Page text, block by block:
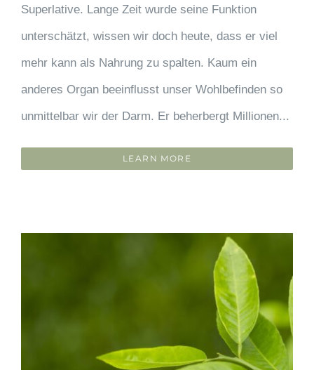
Superlative. Lange Zeit wurde seine Funktion
unterschätzt, wissen wir doch heute, dass er viel
mehr kann als Nahrung zu spalten. Kaum ein
anderes Organ beeinflusst unser Wohlbefinden so
unmittelbar wir der Darm. Er beherbergt Millionen...
LEARN MORE